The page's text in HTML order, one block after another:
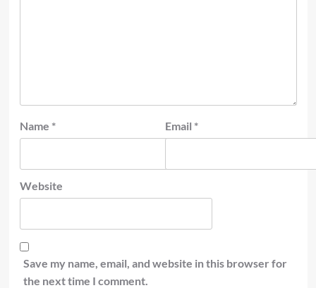
Name * Email *
Website
Save my name, email, and website in this browser for
the next time I comment.